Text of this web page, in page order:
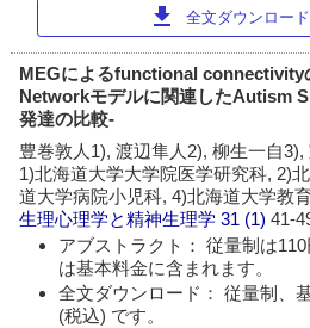
download 全文ダウンロー
MEGによるfunctional connectivity
Networkモデルに関連したAutism
発達の比較-
豊巻敦人1), 渡辺隼人2), 柳生一自3),
1)北海道大学大学院医学研究科, 2)
道大学病院小児科, 4)北海道大学教
生理心理学と精神生理学 31 (1)41-
アブストラクト： 従量制は
は基本料金に含まれます。
全文ダウンロード： 従量制、
(税込) です。